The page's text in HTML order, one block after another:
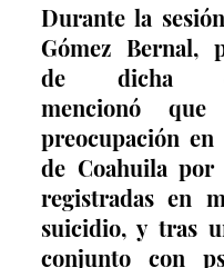
Durante la
Gómez Bernal,
de dicha
mencionó
preocupación en
de Coahuila
registradas en
suicidio, y tras
conjunto con